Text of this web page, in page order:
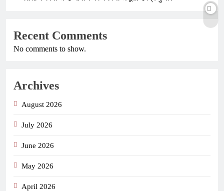
Recent Comments
No comments to show.
Archives
August 2026
July 2026
June 2026
May 2026
April 2026